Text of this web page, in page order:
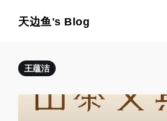
天边鱼's Blog
王蕴洁